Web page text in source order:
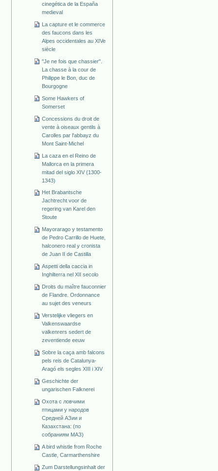
cinegética de la España
medieval
La capture et le commerce
des faucons dans les
Alpes occidentales au XIVe
siècle
"Je ne fois que chassier".
La chasse à la cour de
Philippe le Bon, duc de
Bourgogne
Some Hawkers of
Somerset
Concessions du droit de
vente à oiseaux gentils à
Carolles par l'abbayz du
Mont Saint-Michel
La caza en el Reino de
Mallorca en la primera
mitad del siglo XIV (1300-
1343)
Het Brabantsche
Jachtrecht voor de
regering van Karel den
Stoute
Mayorarago y testamento
de Pedro Carrillo de Huete,
halconero real y cronista
de Juan II de Castilla
Aspetti della caccia in
Inghilterra nel XII secolo
Droits du maître fauconnier
de Flandre. Ordonnance
au sujet des veneurs
Verstelijke vliegers en
Valkenswaardse
valkenrers sedert de
zeventiende eeuw
Sobre la caça amb falcons
pels reis de Catalunya-
Aragó els segles XIII i XIV
Geschichte der
ungarischen Falknerei
Охота с ловчими
птицами у народов
Средней АЗии и
Казахстана: (по
собраниям МАЗ)
A bird whistle from Roche
Castle, Carmarthenshire
Zum Darstellungsinhalt der